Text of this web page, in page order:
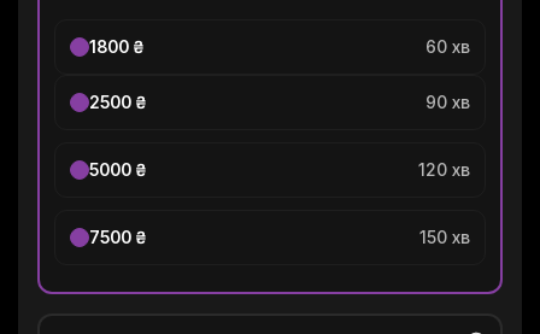
1800 ₴ 60 хв
2500 ₴ 90 хв
5000 ₴ 120 хв
7500 ₴ 150 хв